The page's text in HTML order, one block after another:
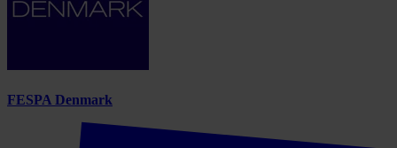
FESPA Denmark